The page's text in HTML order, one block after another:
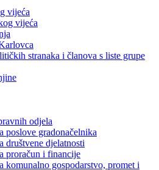
vijeća
vijeća
stranaka i članova s liste grupe
odjela
poslove gradonačelnika
društvene djelatnosti
proračun i financije
komunalno gospodarstvo, promet i